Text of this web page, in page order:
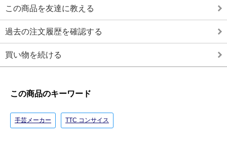
この商品を友達に教える
過去の注文履歴を確認する
買い物を続ける
この商品のキーワード
手芸メーカー TTC コンサイス